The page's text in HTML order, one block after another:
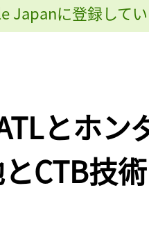
Japanに登録して
とホ
CTB技